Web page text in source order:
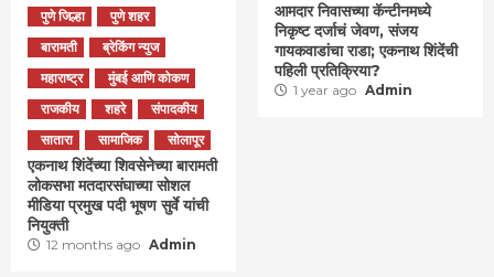
पुणे जिल्हा
पुणे शहर
बारामती
ब्रेकिंग न्युज
महाराष्ट्र
मुंबई आणि कोकण
राजकीय
शहरे
संपादकीय
सातारा
सामाजिक सोलापूर
एकनाथ शिंदेंच्या शिवसेनेच्या बारामती
लोकसभा मतदारसंघाच्या सोशल
मीडिया प्रमुख पदी भूषण सुर्वे यांची
नियुक्ती
12 months ago Admin
आमदार निवासच्या कॅन्टीनमध्ये
निकृष्ट दर्जाचं जेवण, संजय
गायकवाडांचा राडा; एकनाथ शिंदेंची
पहिली प्रतिक्रिया?
1 year ago Admin